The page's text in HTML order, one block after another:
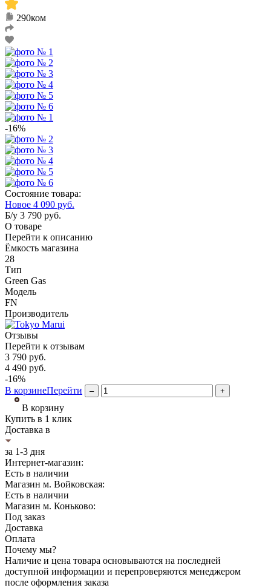
290ком
-16%
Состояние товара:
Новое 4 090 руб.
Б/у 3 790 руб.
О товаре
Перейти к описанию
Ёмкость магазина
28
Тип
Green Gas
Модель
FN
Производитель
Отзывы
Перейти к отзывам
3 790 руб.
4 490 руб.
-16%
В корзинеПерейти – +
В корзину
Купить в 1 клик
Доставка в
за 1-3 дня
Интернет-магазин:
Есть в наличии
Магазин м. Войковская:
Есть в наличии
Магазин м. Коньково:
Под заказ
Доставка
Оплата
Почему мы?
Наличие и цена товара основываются на последней
доступной информации и перепроверяются менеджером
после оформления заказа